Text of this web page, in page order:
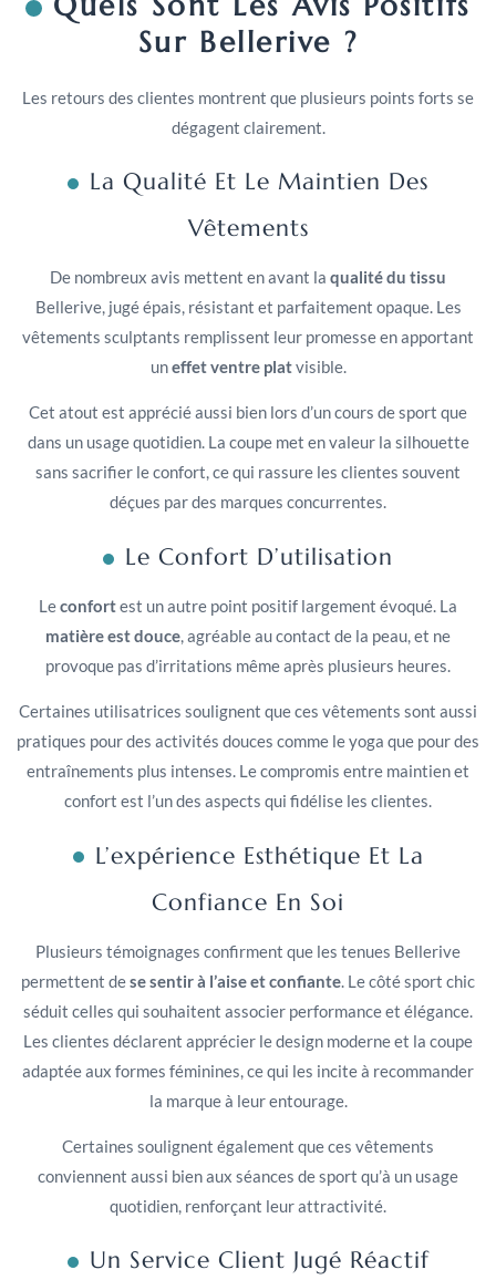
Sur Bellerive ?
Les retours des clientes montrent que plusieurs points forts se
dégagent clairement.
La Qualité Et Le Maintien Des
Vêtements
De nombreux avis mettent en avant la qualité du tissu
Bellerive, jugé épais, résistant et parfaitement opaque. Les
vêtements sculptants remplissent leur promesse en apportant
uneffet ventre platvisible.
Cet atout est apprécié aussi bien lors d’un cours de sport que
dans un usage quotidien. La coupe met en valeur la silhouette
sans sacrifier le confort, ce qui rassure les clientes souvent
déçues par des marques concurrentes.
Le Confort D’utilisation
Leconfortest un autre point positif largement évoqué. La
matière est douce, agréable au contact de la peau, et ne
provoque pas d’irritations même après plusieurs heures.
Certaines utilisatrices soulignent que ces vêtements sont aussi
pratiques pour des activités douces comme le yoga que pour des
entraînements plus intenses. Le compromis entre maintien et
confort est l’un des aspects qui fidélise les clientes.
L’expérience Esthétique Et La
Confiance En Soi
Plusieurs témoignages confirment que les tenues Bellerive
permettent dese sentir à l’aise et confiante . Le côté sport chic
séduit celles qui souhaitent associer performance et élégance.
Les clientes déclarent apprécier le design moderne et la coupe
adaptée aux formes féminines, ce qui les incite à recommander
la marque à leur entourage.
Certaines soulignent également que ces vêtements
conviennent aussi bien aux séances de sport qu’à un usage
quotidien, renforçant leur attractivité.
Un Service Client Jugé Réactif